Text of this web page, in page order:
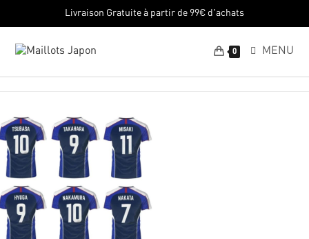
Livraison Gratuite à partir de 99€ d'achats
0 MENU